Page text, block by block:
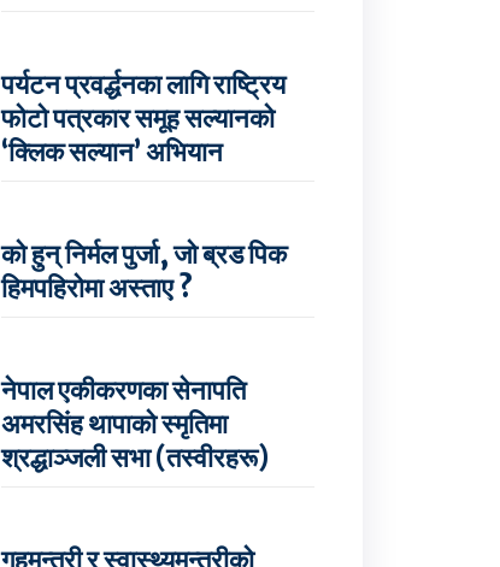
पर्यटन प्रवर्द्धनका लागि राष्ट्रिय
फोटो पत्रकार समूह सल्यानको
‘क्लिक सल्यान’ अभियान
को हुन् निर्मल पुर्जा, जो ब्रड पिक
हिमपहिरोमा अस्ताए ?
नेपाल एकीकरणका सेनापति
अमरसिंह थापाको स्मृतिमा
श्रद्धाञ्जली सभा (तस्वीरहरू)
गृहमन्त्री र स्वास्थ्यमन्त्रीको